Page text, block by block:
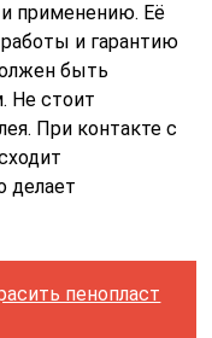
применению. Её
и гарантию
быть
Не стоит
При контакте с
делает
пенопласт